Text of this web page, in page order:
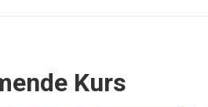
Kurs